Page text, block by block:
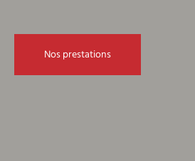
Nos prestations